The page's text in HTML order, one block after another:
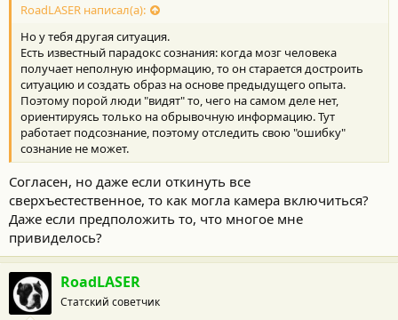
RoadLASER написал(а):
Но у тебя другая ситуация.
Есть известный парадокс сознания: когда мозг человека
получает неполную информацию, то он старается достроить
ситуацию и создать образ на основе предыдущего опыта.
Поэтому порой люди "видят" то, чего на самом деле нет,
ориентируясь только на обрывочную информацию. Тут
работает подсознание, поэтому отследить свою "ошибку"
сознание не может.
Согласен, но даже если откинуть все
сверхъестественное, то как могла камера включиться?
Даже если предположить то, что многое мне
привиделось?
RoadLASER
Статский советчик